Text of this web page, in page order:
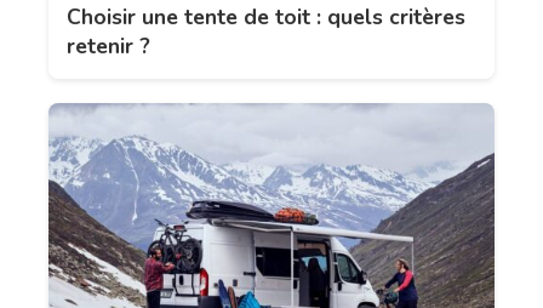
Choisir une tente de toit : quels critères
retenir ?